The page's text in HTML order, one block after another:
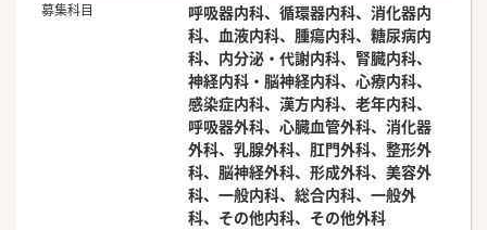
募集科目
呼吸器内科、循環器内科、消化器内
科、血液内科、腫瘍内科、糖尿病内
科、内分泌・代謝内科、腎臓内科、
神経内科・脳神経内科、心療内科、
感染症内科、漢方内科、老年内科、
呼吸器外科、心臓血管外科、消化器
外科、乳腺外科、肛門外科、整形外
科、脳神経外科、形成外科、美容外
科、一般内科、総合内科、一般外
科、その他内科、その他外科